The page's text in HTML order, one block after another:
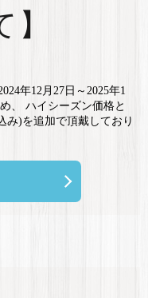
年12月27日～2025年1
、 ハイシーズン価格と
み)を追加で頂戴しており